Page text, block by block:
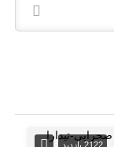
2122 بازدید